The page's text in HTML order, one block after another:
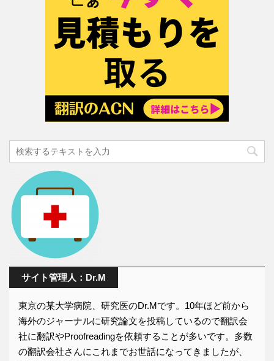
サイト管理人：Dr.M
東京の某大学病院、研究医のDr.Mです。10年ほど前から
海外のジャーナルに研究論文を投稿しているので翻訳会
社に翻訳やProofreadingを依頼することが多いです。多数
の翻訳会社さんにこれまでお世話になってきましたが、